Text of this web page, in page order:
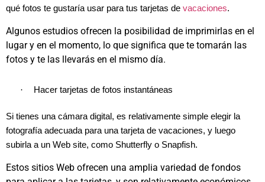
qué fotos te gustaría usar para tus tarjetas de vacaciones.
Algunos estudios ofrecen la posibilidad de imprimirlas en el
lugar y en el momento, lo que significa que te tomarán las
fotos y te las llevarás en el mismo día.
· Hacer tarjetas de fotos instantáneas
Si tienes una cámara digital, es relativamente simple elegir la
fotografía adecuada para una tarjeta de vacaciones, y luego
subirla a un Web site, como Shutterfly o Snapfish.
Estos sitios Web ofrecen una amplia variedad de fondos